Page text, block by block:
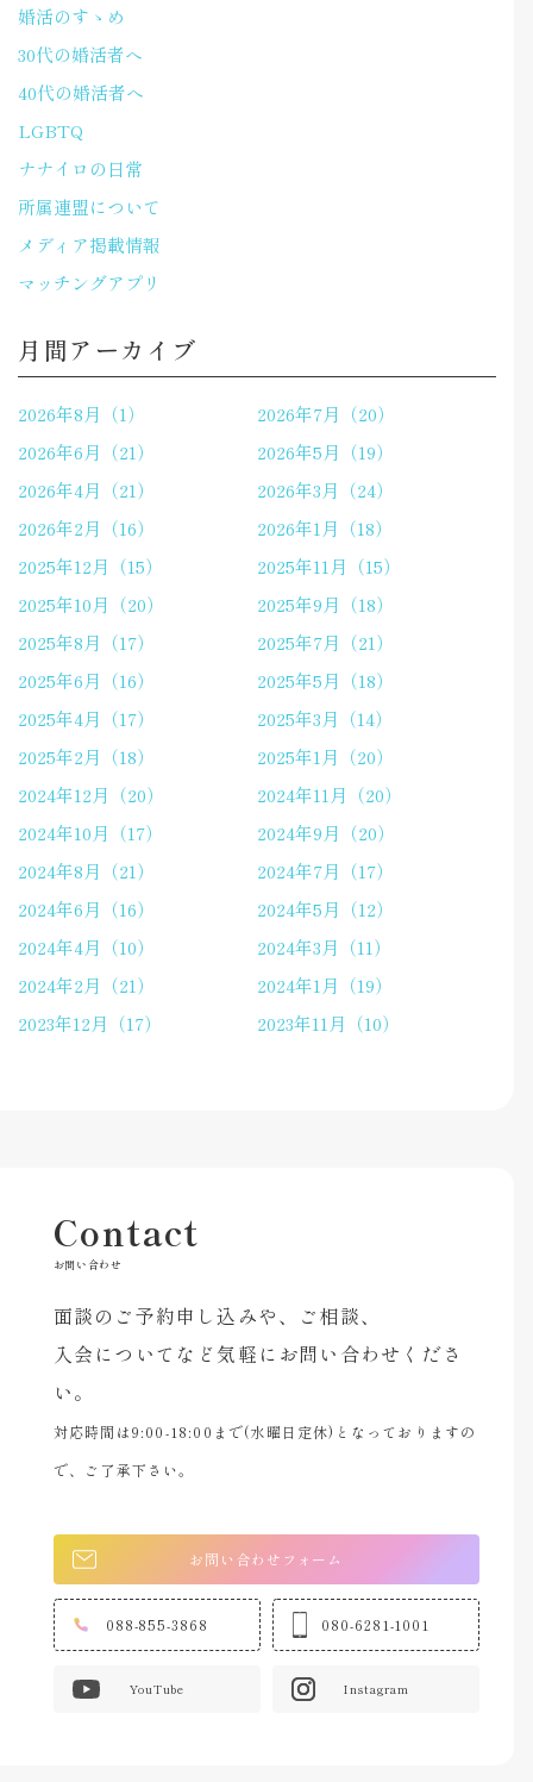
婚活のすゝめ
30代の婚活者へ
40代の婚活者へ
LGBTQ
ナナイロの日常
所属連盟について
メディア掲載情報
マッチングアプリ
月間アーカイブ
2026年8月（1）
2026年7月（20）
2026年6月（21）
2026年5月（19）
2026年4月（21）
2026年3月（24）
2026年2月（16）
2026年1月（18）
2025年12月（15）
2025年11月（15）
2025年10月（20）
2025年9月（18）
2025年8月（17）
2025年7月（21）
2025年6月（16）
2025年5月（18）
2025年4月（17）
2025年3月（14）
2025年2月（18）
2025年1月（20）
2024年12月（20）
2024年11月（20）
2024年10月（17）
2024年9月（20）
2024年8月（21）
2024年7月（17）
2024年6月（16）
2024年5月（12）
2024年4月（10）
2024年3月（11）
2024年2月（21）
2024年1月（19）
2023年12月（17）
2023年11月（10）
Contact
お問い合わせ
面談のご予約申し込みや、ご相談、
入会についてなど気軽にお問い合わせくださ
い。
対応時間は9:00-18:00まで(水曜日定休)となっておりますの
で、ご了承下さい。
お問い合わせフォーム
088-855-3868 080-6281-1001
YouTube Instagram